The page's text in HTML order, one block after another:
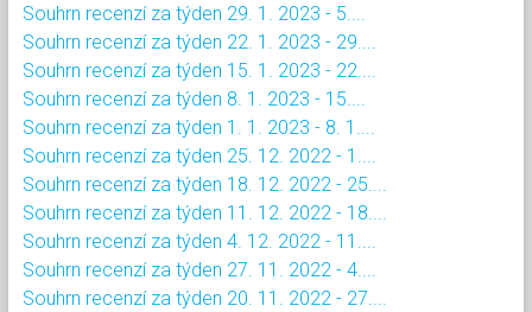
Souhrn recenzí za týden 29. 1. 2023 - 5....
Souhrn recenzí za týden 22. 1. 2023 - 29....
Souhrn recenzí za týden 15. 1. 2023 - 22....
Souhrn recenzí za týden 8. 1. 2023 - 15....
Souhrn recenzí za týden 1. 1. 2023 - 8. 1....
Souhrn recenzí za týden 25. 12. 2022 - 1....
Souhrn recenzí za týden 18. 12. 2022 - 25....
Souhrn recenzí za týden 11. 12. 2022 - 18....
Souhrn recenzí za týden 4. 12. 2022 - 11....
Souhrn recenzí za týden 27. 11. 2022 - 4....
Souhrn recenzí za týden 20. 11. 2022 - 27....